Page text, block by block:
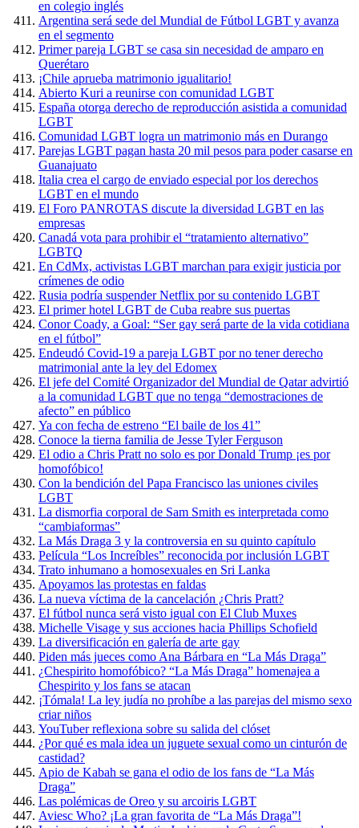
en colegio inglés
Argentina será sede del Mundial de Fútbol LGBT y avanza
en el segmento
Primer pareja LGBT se casa sin necesidad de amparo en
Querétaro
¡Chile aprueba matrimonio igualitario!
Abierto Kuri a reunirse con comunidad LGBT
España otorga derecho de reproducción asistida a comunidad
LGBT
Comunidad LGBT logra un matrimonio más en Durango
Parejas LGBT pagan hasta 20 mil pesos para poder casarse en
Guanajuato
Italia crea el cargo de enviado especial por los derechos
LGBT en el mundo
El Foro PANROTAS discute la diversidad LGBT en las
empresas
Canadá vota para prohibir el “tratamiento alternativo”
LGBTQ
En CdMx, activistas LGBT marchan para exigir justicia por
crímenes de odio
Rusia podría suspender Netflix por su contenido LGBT
El primer hotel LGBT de Cuba reabre sus puertas
Conor Coady, a Goal: “Ser gay será parte de la vida cotidiana
en el fútbol”
Endeudó Covid-19 a pareja LGBT por no tener derecho
matrimonial ante la ley del Edomex
El jefe del Comité Organizador del Mundial de Qatar advirtió
a la comunidad LGBT que no tenga “demostraciones de
afecto” en público
Ya con fecha de estreno “El baile de los 41”
Conoce la tierna familia de Jesse Tyler Ferguson
El odio a Chris Pratt no solo es por Donald Trump ¡es por
homofóbico!
Con la bendición del Papa Francisco las uniones civiles
LGBT
La dismorfia corporal de Sam Smith es interpretada como
“cambiaformas”
La Más Draga 3 y la controversia en su quinto capítulo
Película “Los Increíbles” reconocida por inclusión LGBT
Trato inhumano a homosexuales en Sri Lanka
Apoyamos las protestas en faldas
La nueva víctima de la cancelación ¿Chris Pratt?
El fútbol nunca será visto igual con El Club Muxes
Michelle Visage y sus acciones hacia Phillips Schofield
La diversificación en galería de arte gay
Piden más jueces como Ana Bárbara en “La Más Draga”
¿Chespirito homofóbico? “La Más Draga” homenajea a
Chespirito y los fans se atacan
¡Tómala! La ley judía no prohíbe a las parejas del mismo sexo
criar niños
YouTuber reflexiona sobre su salida del clóset
¿Por qué es mala idea un juguete sexual como un cinturón de
castidad?
Apio de Kabah se gana el odio de los fans de “La Más
Draga”
Las polémicas de Oreo y su arcoiris LGBT
Aviesc Who? ¡La gran favorita de “La Más Draga”!